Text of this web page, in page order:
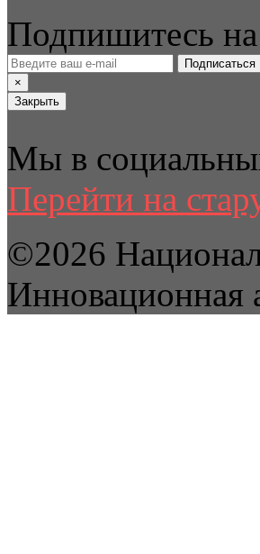
Подпишитесь
Подписаться
×
Закрыть
Мы в
Перейти на
©2026